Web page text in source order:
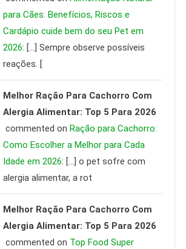
para Cães: Benefícios, Riscos e
Cardápio cuide bem do seu Pet em
2026: […] Sempre observe possíveis
reações. [
Melhor Ração Para Cachorro Com
Alergia Alimentar: Top 5 Para 2026
commented onRação para Cachorro:
Como Escolher a Melhor para Cada
Idade em 2026: […] o pet sofre com
alergia alimentar, a rot
Melhor Ração Para Cachorro Com
Alergia Alimentar: Top 5 Para 2026
commented on Top Food Super